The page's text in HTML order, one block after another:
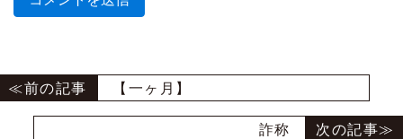
【一ヶ月】
詐称